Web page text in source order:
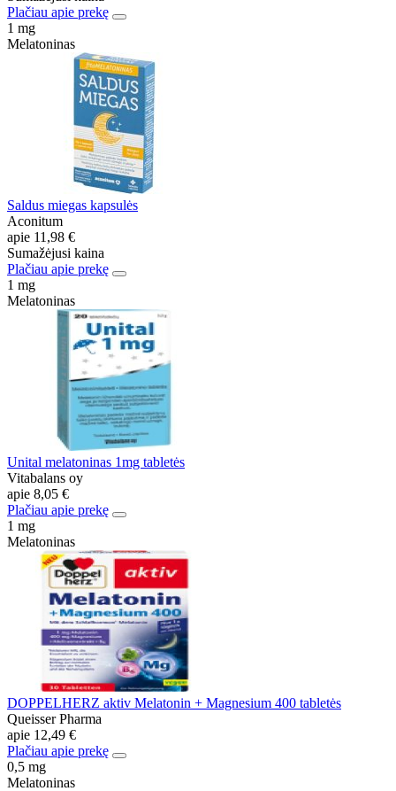
Plačiau apie prekę
1 mg
Melatoninas
Saldus miegas kapsulės
Aconitum
apie 11,98 €
Sumažėjusi kaina
Plačiau apie prekę
1 mg
Melatoninas
Unital melatoninas 1mg tabletės
Vitabalans oy
apie 8,05 €
Plačiau apie prekę
1 mg
Melatoninas
DOPPELHERZ aktiv Melatonin + Magnesium 400 tabletės
Queisser Pharma
apie 12,49 €
Plačiau apie prekę
0,5 mg
Melatoninas